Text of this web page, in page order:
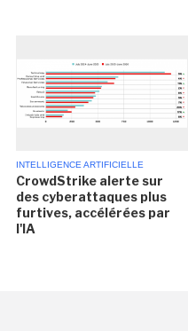
INTELLIGENCE ARTIFICIELLE
CrowdStrike alerte sur
des cyberattaques plus
furtives, accélérées par
l'IA